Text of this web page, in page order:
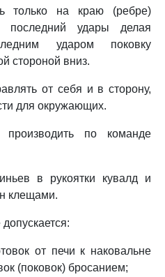
только на краю (ребре)
последний удары делая
ударом поковку
стороной вниз.
от себя и в сторону,
для окружающих.
по команде
в рукоятки кувалд и
клещами.
от печи к наковальне
(поковок) бросанием;